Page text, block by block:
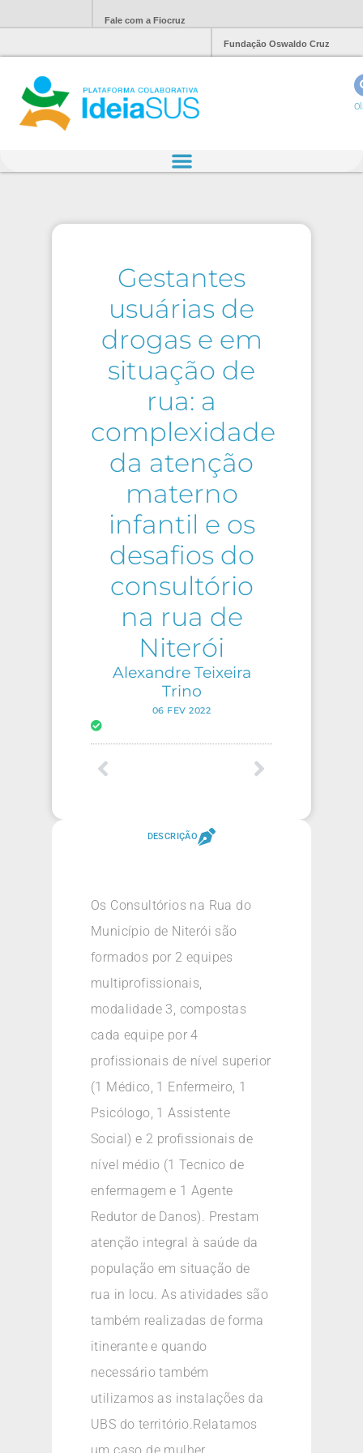
Fale com a Fiocruz
Fundação Oswaldo Cruz
Gestantes
usuárias de
drogas e em
situação de
rua: a
complexidade
da atenção
materno
infantil e os
desafios do
consultório
na rua de
Niterói
Alexandre Teixeira
Trino
06 FEV 2022
DESCRIÇÃO
Os Consultórios na Rua do
Município de Niterói são
formados por 2 equipes
multiprofissionais,
modalidade 3, compostas
cada equipe por 4
profissionais de nível superior
(1 Médico, 1 Enfermeiro, 1
Psicólogo, 1 Assistente
Social) e 2 profissionais de
nível médio (1 Tecnico de
enfermagem e 1 Agente
Redutor de Danos). Prestam
atenção integral à saúde da
população em situação de
rua in locu. As atividades são
também realizadas de forma
itinerante e quando
necessário também
utilizamos as instalações da
UBS do território.Relatamos